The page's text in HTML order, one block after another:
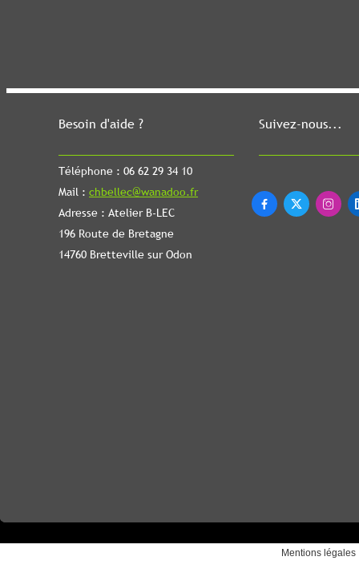
Besoin d'aide ?
Téléphone : 06 62 29 34 10
Mail : chbellec@wanadoo.fr
Adresse : Atelier B-LEC
196 Route de Bretagne
14760 Bretteville sur Odon
Suivez-nous...
  
Mentions légales